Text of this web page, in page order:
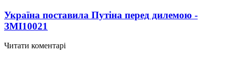
Україна поставила Путіна перед дилемою -
ЗМІ10021
Читати коментарі